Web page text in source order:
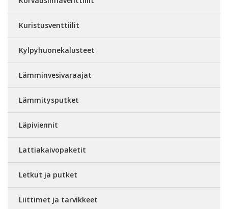
Kuristusventtiilit
Kylpyhuonekalusteet
Lämminvesivaraajat
Lämmitysputket
Läpiviennit
Lattiakaivopaketit
Letkut ja putket
Liittimet ja tarvikkeet